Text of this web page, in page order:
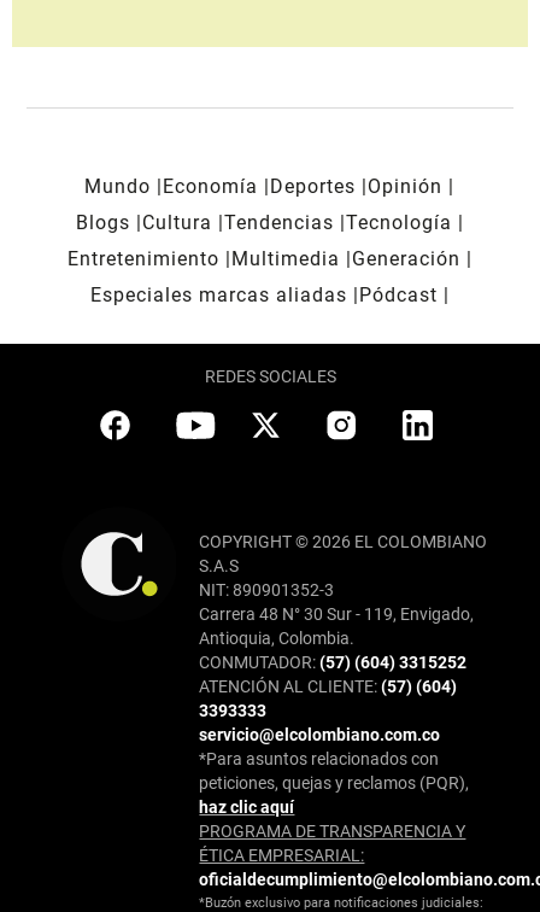
Mundo Economía Deportes
Opinión
Blogs
Cultura Tendencias Tecnología
Entretenimiento
Multimedia
Generación
Especiales marcas aliadas
Pódcast
REDES SOCIALES
COPYRIGHT © 2026 EL COLOMBIANO
S.A.S
NIT: 890901352-3
Carrera 48 N° 30 Sur - 119, Envigado,
Antioquia, Colombia.
CONMUTADOR:(57) (604) 3315252
ATENCIÓN AL CLIENTE:(57) (604)
3393333
servicio@elcolombiano.com.co
*Para asuntos relacionados con
peticiones, quejas y reclamos (PQR),
haz clic aquí
PROGRAMA DE TRANSPARENCIA Y
ÉTICA EMPRESARIAL:
*Buzón exclusivo para notificaciones judiciales: